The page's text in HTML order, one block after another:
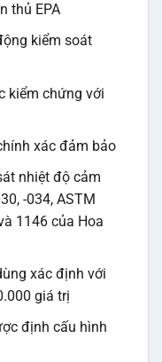
thủ EPA
kiểm soát
kiểm chứng với
xác đảm bảo
nhiệt độ cảm
-034, ASTM
1146 của Hoa
xác định với
giá trị
định cấu hình